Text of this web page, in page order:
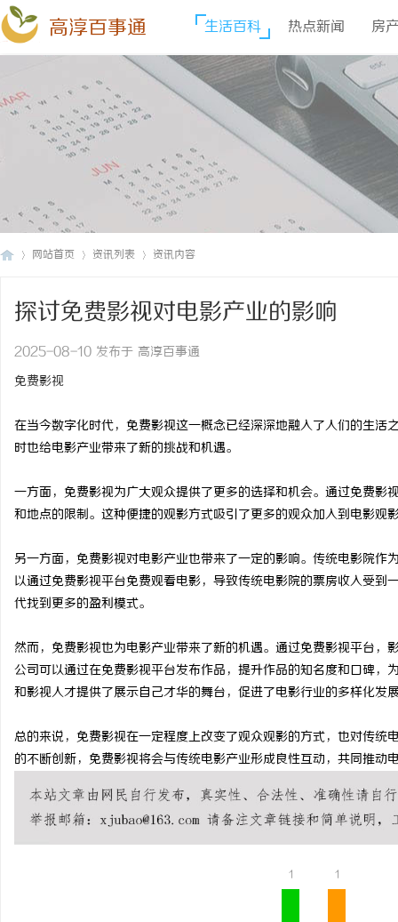
高淳百事通 生活百科 热点新闻 房
网站首页 资讯列表 资讯内容
探讨免费影视对电影产业的影响
2025-08-10 发布于 高淳百事通
免费影视
在当今数字化时代，免费影视这一概念已经深深地融入了人们的生
时也给电影产业带来了新的挑战和机遇。
一方面，免费影视为广大观众提供了更多的选择和机会。通过免费
和地点的限制。这种便捷的观影方式吸引了更多的观众加入到电影观
另一方面，免费影视对电影产业也带来了一定的影响。传统电影院
以通过免费影视平台免费观看电影，导致传统电影院的票房收入受
代找到更多的盈利模式。
然而，免费影视也为电影产业带来了新的机遇。通过免费影视平台
公司可以通过在免费影视平台发布作品，提升作品的知名度和口碑
和影视人才提供了展示自己才华的舞台，促进了电影行业的多样化发
总的来说，免费影视在一定程度上改变了观众观影的方式，也对传
的不断创新，免费影视将会与传统电影产业形成良性互动，共同推动
1 1
当二胎妈妈遇见“纸巾